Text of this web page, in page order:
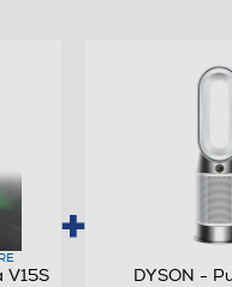
Districa peli e
è dotata di 56
della spazzola. Rimuove efficacemente
capelli da tutte le
e peli animali vadano
nel
la polvere invisibile2 . La
con la luce
V15S
DYSON -